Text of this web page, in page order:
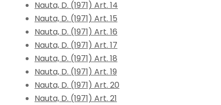
Nauta, D. (1971) Art. 14
Nauta, D. (1971) Art. 15
Nauta, D. (1971) Art. 16
Nauta, D. (1971) Art. 17
Nauta, D. (1971) Art. 18
Nauta, D. (1971) Art. 19
Nauta, D. (1971) Art. 20
Nauta, D. (1971) Art. 21